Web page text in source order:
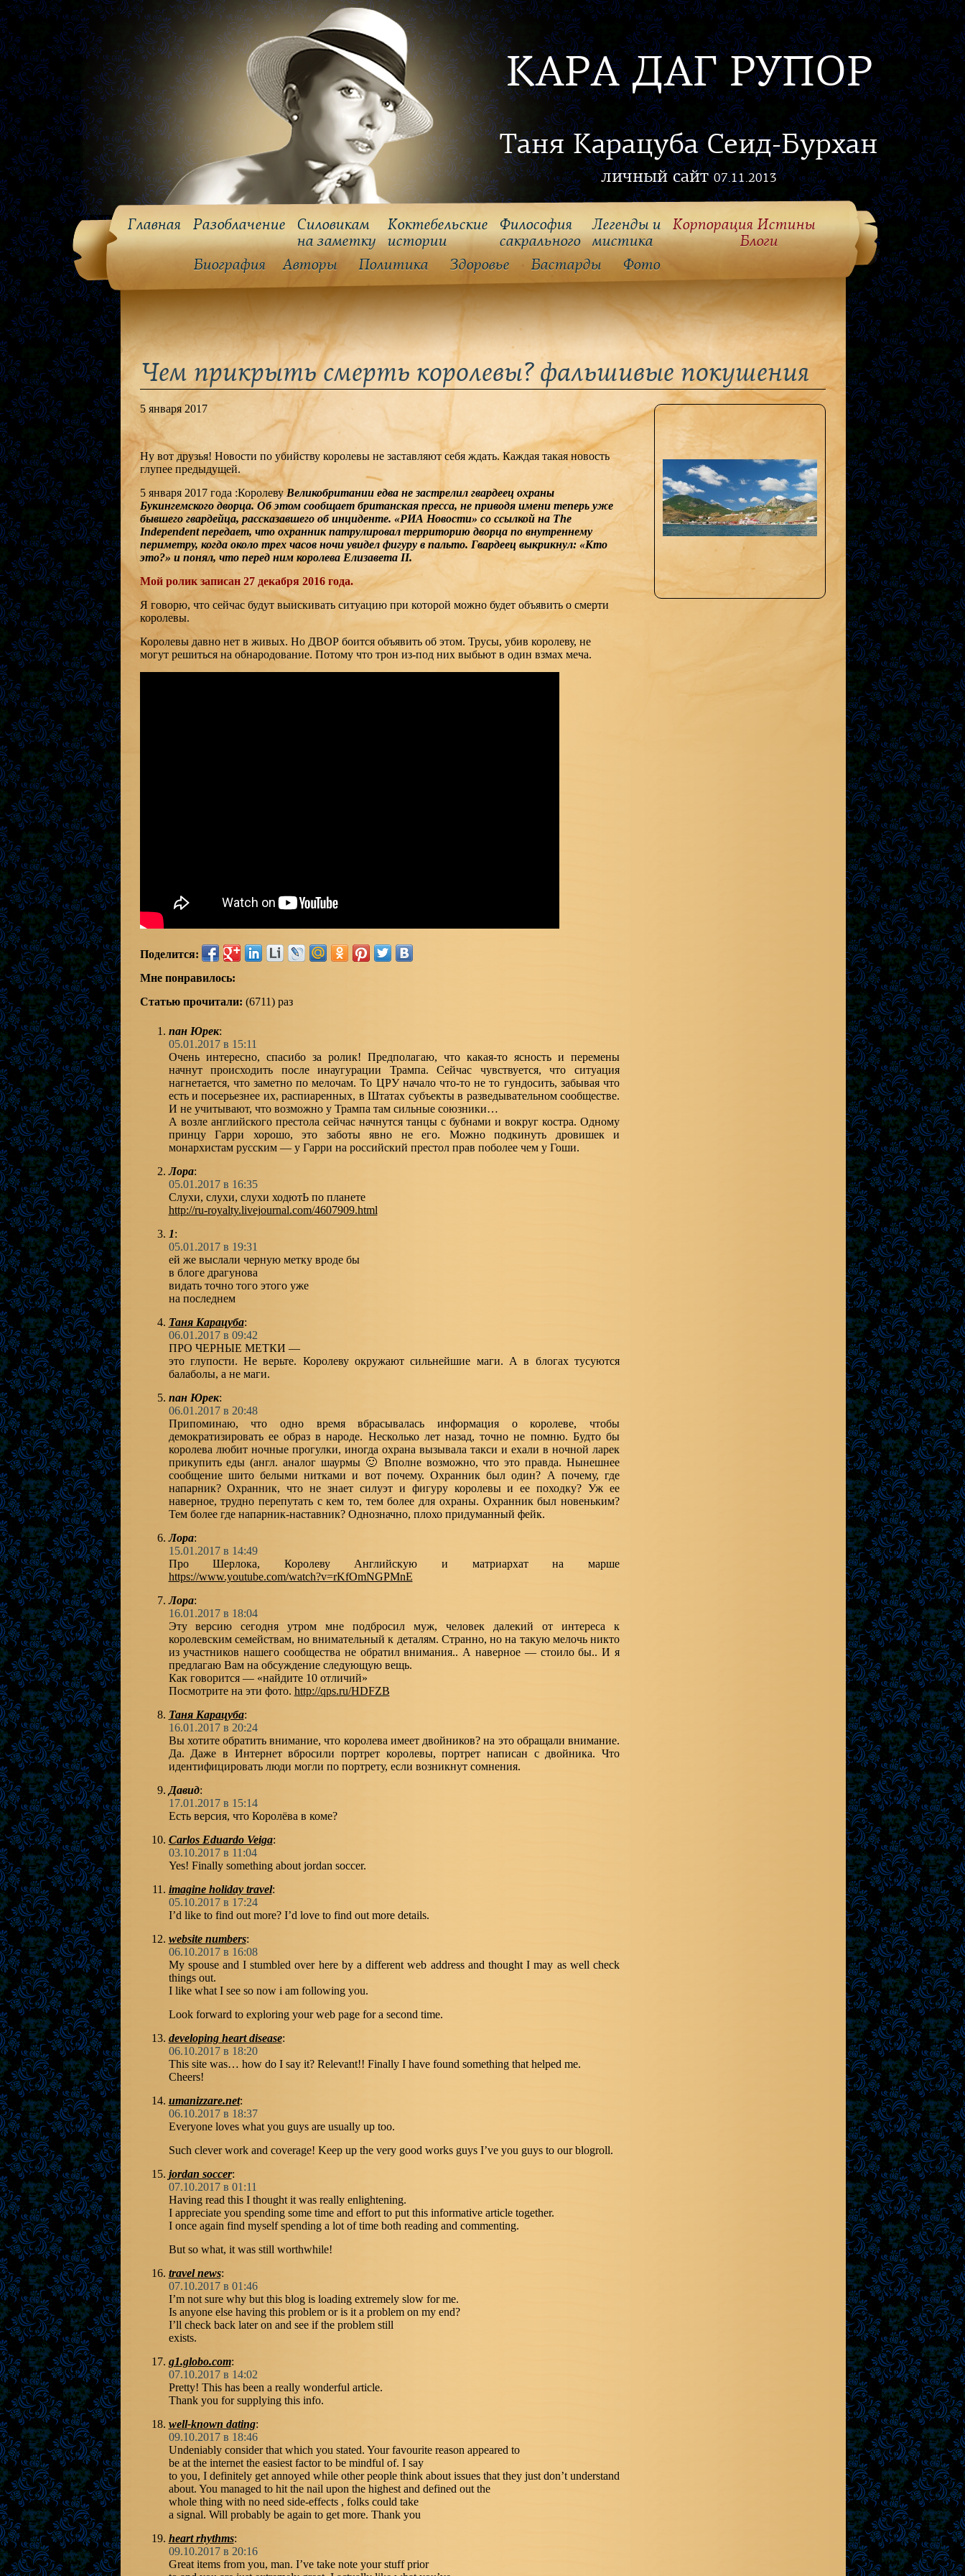
КАРА ДАГ РУПОР
Таня Карацуба Сеид-Бурхан
личный сайт07.11.2013
Главная Разоблачение
Силовикам
на заметку
Коктебельские
истории
Философия
cакрального
Легенды и
мистика
Корпорация Истины
Блоги
Биография
Авторы Политика Здоровье Бастарды Фото
Чем прикрыть смерть королевы? фальшивые покушения
5 января 2017
Ну вот друзья! Новости по убийству королевы не заставляют себя ждать. Каждая такая новость
глупее предыдущей.
5 января 2017 года :КоролевуВеликобритании едва не застрелил гвардеец охраны
Букингемского дворца. Об этом сообщает британская пресса, не приводя имени теперь уже
бывшего гвардейца, рассказавшего об инциденте. «РИА Новости» со ссылкой на The
Independent передает, что охранник патрулировал территорию дворца по внутреннему
периметру, когда около трех часов ночи увидел фигуру в пальто. Гвардеец выкрикнул: «Кто
это?» и понял, что перед ним королева Елизавета II.
Мой ролик записан 27 декабря 2016 года.
Я говорю, что сейчас будут выискивать ситуацию при которой можно будет объявить о смерти
королевы.
Королевы давно нет в живых. Но ДВОР боится объявить об этом. Трусы, убив королеву, не
могут решиться на обнародование. Потому что трон из-под них выбьют в один взмах меча.
Поделится:
Мне понравилось:
Статью прочитали: (6711) раз
пан Юрек:
05.01.2017 в 15:11
Очень интересно, спасибо за ролик! Предполагаю, что какая-то ясность и перемены
начнут происходить после инаугурации Трампа. Сейчас чувствуется, что ситуация
нагнетается, что заметно по мелочам. То ЦРУ начало что-то не то гундосить, забывая что
есть и посерьезнее их, распиаренных, в Штатах субъекты в разведывательном сообществе.
И не учитывают, что возможно у Трампа там сильные союзники…
А возле английского престола сейчас начнутся танцы с бубнами и вокруг костра. Одному
принцу Гарри хорошо, это заботы явно не его. Можно подкинуть дровишек и
монархистам русским — у Гарри на российский престол прав поболее чем у Гоши.
Лора:
05.01.2017 в 16:35
Слухи, слухи, слухи ходютЬ по планете
http://ru-royalty.livejournal.com/4607909.html
1:
05.01.2017 в 19:31
ей же выслали черную метку вроде бы
в блоге драгунова
видать точно того этого уже
на последнем
Таня Карацуба:
06.01.2017 в 09:42
ПРО ЧЕРНЫЕ МЕТКИ —
это глупости. Не верьте. Королеву окружают сильнейшие маги. А в блогах тусуются
балаболы, а не маги.
пан Юрек:
06.01.2017 в 20:48
Припоминаю, что одно время вбрасывалась информация о королеве, чтобы
демократизировать ее образ в народе. Несколько лет назад, точно не помню. Будто бы
королева любит ночные прогулки, иногда охрана вызывала такси и ехали в ночной ларек
прикупить еды (англ. аналог шаурмы 🙂 Вполне возможно, что это правда. Нынешнее
сообщение шито белыми нитками и вот почему. Охранник был один? А почему, где
напарник? Охранник, что не знает силуэт и фигуру королевы и ее походку? Уж ее
наверное, трудно перепутать с кем то, тем более для охраны. Охранник был новеньким?
Тем более где напарник-наставник? Однозначно, плохо придуманный фейк.
Лора:
15.01.2017 в 14:49
Про Шерлока, Королеву Английскую и матриархат на марше
https://www.youtube.com/watch?v=rKfOmNGPMnE
Лора:
16.01.2017 в 18:04
Эту версию сегодня утром мне подбросил муж, человек далекий от интереса к
королевским семействам, но внимательный к деталям. Странно, но на такую мелочь никто
из участников нашего сообщества не обратил внимания.. А наверное — стоило бы.. И я
предлагаю Вам на обсуждение следующую вещь.
Как говорится — «найдите 10 отличий»
Посмотрите на эти фото. http://qps.ru/HDFZB
Таня Карацуба:
16.01.2017 в 20:24
Вы хотите обратить внимание, что королева имеет двойников? на это обращали внимание.
Да. Даже в Интернет вбросили портрет королевы, портрет написан с двойника. Что
идентифицировать люди могли по портрету, если возникнут сомнения.
Давид:
17.01.2017 в 15:14
Есть версия, что Королёва в коме?
Carlos Eduardo Veiga:
03.10.2017 в 11:04
Yes! Finally something about jordan soccer.
imagine holiday travel:
05.10.2017 в 17:24
I’d like to find out more? I’d love to find out more details.
website numbers:
06.10.2017 в 16:08
My spouse and I stumbled over here by a different web address and thought I may as well check
things out.
I like what I see so now i am following you.
Look forward to exploring your web page for a second time.
developing heart disease:
06.10.2017 в 18:20
This site was… how do I say it? Relevant!! Finally I have found something that helped me.
Cheers!
umanizzare.net:
06.10.2017 в 18:37
Everyone loves what you guys are usually up too.
Such clever work and coverage! Keep up the very good works guys I’ve you guys to our blogroll.
jordan soccer:
07.10.2017 в 01:11
Having read this I thought it was really enlightening.
I appreciate you spending some time and effort to put this informative article together.
I once again find myself spending a lot of time both reading and commenting.
But so what, it was still worthwhile!
travel news:
07.10.2017 в 01:46
I’m not sure why but this blog is loading extremely slow for me.
Is anyone else having this problem or is it a problem on my end?
I’ll check back later on and see if the problem still
exists.
g1.globo.com:
07.10.2017 в 14:02
Pretty! This has been a really wonderful article.
Thank you for supplying this info.
well-known dating:
09.10.2017 в 18:46
Undeniably consider that which you stated. Your favourite reason appeared to
be at the internet the easiest factor to be mindful of. I say
to you, I definitely get annoyed while other people think about issues that they just don’t understand
about. You managed to hit the nail upon the highest and defined out the
whole thing with no need side-effects , folks could take
a signal. Will probably be again to get more. Thank you
heart rhythms:
09.10.2017 в 20:16
Great items from you, man. I’ve take note your stuff prior